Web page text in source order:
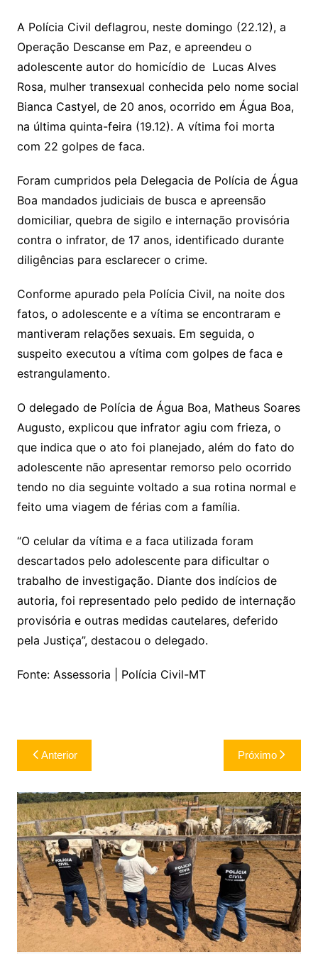
p
y
Li
n
k
at
s
A
p
p
e
gr
a
m
er t
k
e
dI
n
l
gl
Cl
a
s
o
o
m
n
g
s
s
a
g
e
lo
o
k.
c
o
m
y
p
e
h
o
o
M
ai
l
e
a
d
s
ai
l
ar
e
A Polícia Civil deflagrou, neste domingo (22.12), a
Operação Descanse em Paz, e apreendeu o
adolescente autor do homicídio de Lucas Alves
Rosa, mulher transexual conhecida pelo nome social
Bianca Castyel, de 20 anos, ocorrido em Água Boa,
na última quinta-feira (19.12). A vítima foi morta
com 22 golpes de faca.
Foram cumpridos pela Delegacia de Polícia de Água
Boa mandados judiciais de busca e apreensão
domiciliar, quebra de sigilo e internação provisória
contra o infrator, de 17 anos, identificado durante
diligências para esclarecer o crime.
Conforme apurado pela Polícia Civil, na noite dos
fatos, o adolescente e a vítima se encontraram e
mantiveram relações sexuais. Em seguida, o
suspeito executou a vítima com golpes de faca e
estrangulamento.
O delegado de Polícia de Água Boa, Matheus Soares
Augusto, explicou que infrator agiu com frieza, o
que indica que o ato foi planejado, além do fato do
adolescente não apresentar remorso pelo ocorrido
tendo no dia seguinte voltado a sua rotina normal e
feito uma viagem de férias com a família.
“O celular da vítima e a faca utilizada foram
descartados pelo adolescente para dificultar o
trabalho de investigação. Diante dos indícios de
autoria, foi representado pelo pedido de internação
provisória e outras medidas cautelares, deferido
pela Justiça”, destacou o delegado.
Fonte: Assessoria | Polícia Civil-MT
Navegação
de
Post
Anterior Próximo